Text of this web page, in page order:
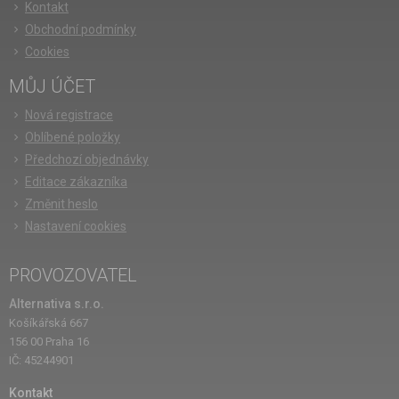
Kontakt
Obchodní podmínky
Cookies
MŮJ ÚČET
Nová registrace
Oblíbené položky
Předchozí objednávky
Editace zákazníka
Změnit heslo
Nastavení cookies
PROVOZOVATEL
Alternativa s.r.o.
Košíkářská 667
156 00 Praha 16
IČ: 45244901
Kontakt